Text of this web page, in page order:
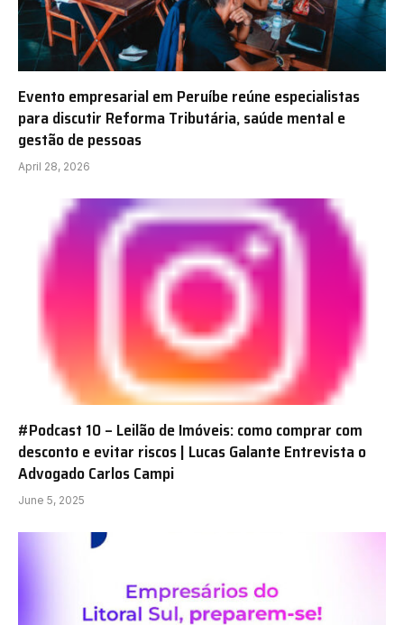
Evento empresarial em Peruíbe reúne especialistas
para discutir Reforma Tributária, saúde mental e
gestão de pessoas
April 28, 2026
#Podcast 10 – Leilão de Imóveis: como comprar com
desconto e evitar riscos | Lucas Galante Entrevista o
Advogado Carlos Campi
June 5, 2025